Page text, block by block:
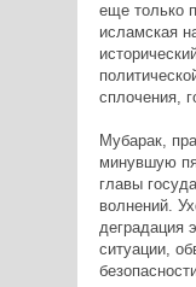
еще только
исламская
сплочения,
Мубарак,
минувшую
главы
волнений.
деградация
ситуации,